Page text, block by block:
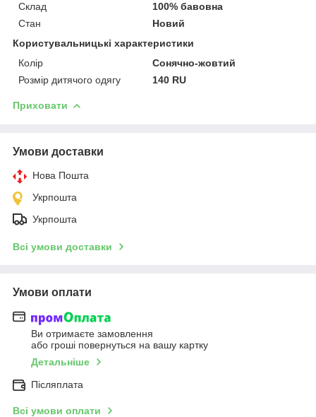
Склад
100% бавовна
Стан
Новий
Користувальницькі характеристики
Колір
Сонячно-жовтий
Розмір дитячого одягу
140 RU
Приховати
Умови доставки
Нова Пошта
Укрпошта
Укрпошта
Всі умови доставки
Умови оплати
Ви отримаєте замовлення
або гроші повернуться на вашу картку
Детальніше
Післяплата
Всі умови оплати